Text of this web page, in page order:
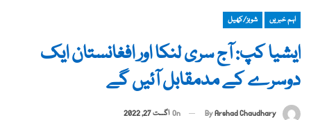
اہم خبریں شوبز/کھیل
ایشیا کپ: آج سری لنکا اور افغانستان ایک
دوسرے کے مدمقابل آئیں گے
ByArshad Chaudhary
On اگست 27, 2022